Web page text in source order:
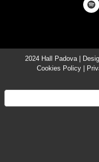
2024 Hall Padova |
Cookies Policy |